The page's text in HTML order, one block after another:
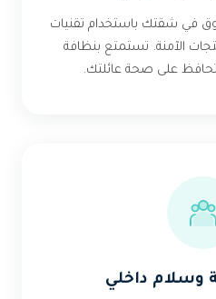
في شقتك باستخدام تقنيات
الآمنة. تستمتع بنظافة
على صحة عائلتك.
وسلام داخلي